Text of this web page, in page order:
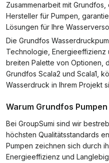
Zusammenarbeit mit
Hersteller für Pumpen,
Lösungen für Ihre
Die Grundfos
Technologie, Energieeffizienz
breiten Palette von Optionen,
Grundfos Scala2 und Scala1,
Wasserdruck in Ihrem Projekt
Warum Grundfos
Bei GroupSumi sind wir
höchsten Qualitätsstandards
Pumpen zeichnen sich durch
Energieeffizienz und